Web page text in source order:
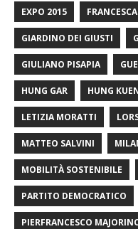
EXPO 2015
GIARDINO DEI GIUSTI
GIULIANO PISAPIA
HUNG GAR HUNG
LETIZIA MORATTI
MATTEO SALVINI
MOBILITÀ SOSTENIBILE
PARTITO DEMOCRATICO
PIERFRANCESCO